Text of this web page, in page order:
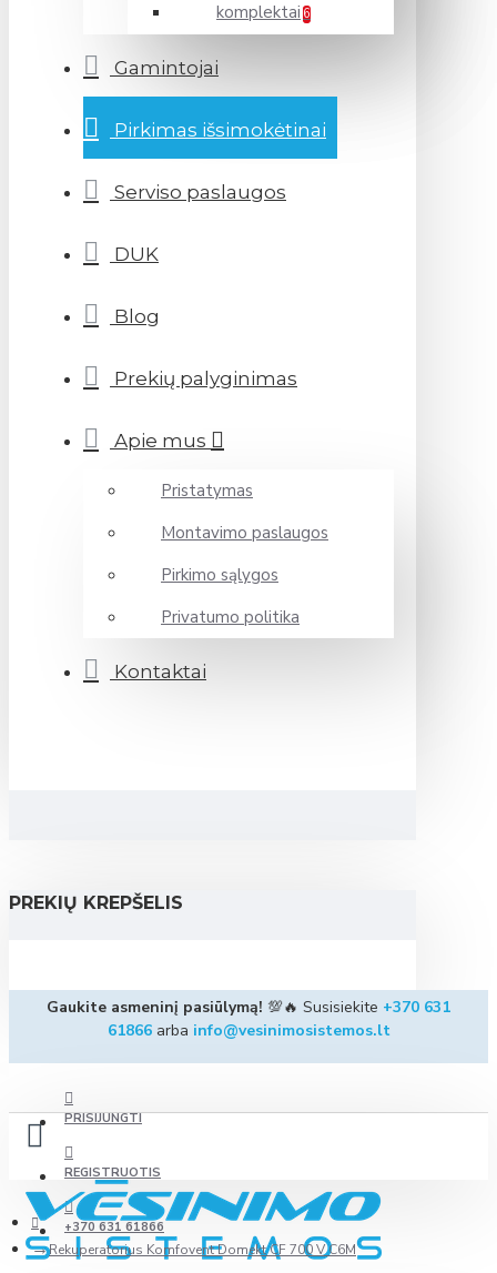
komplektai 6
Gamintojai
Pirkimas išsimokėtinai
Serviso paslaugos
DUK
Blog
Prekių palyginimas
Apie mus
Pristatymas
Montavimo paslaugos
Pirkimo sąlygos
Privatumo politika
Kontaktai
PREKIŲ KREPŠELIS
Gaukite asmeninį pasiūlymą! 💯🔥 Susisiekite +370 631
61866arba info@vesinimosistemos.lt
PRISIJUNGTI
REGISTRUOTIS
+370 631 61866
Rekuperatorius Komfovent Domekt CF 700 V C6M